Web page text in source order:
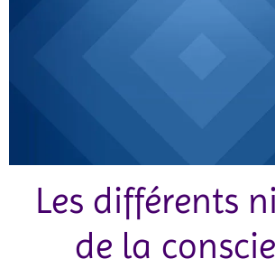
Les différents
de la